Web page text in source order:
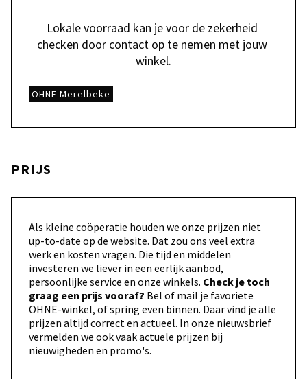
Lokale voorraad kan je voor de zekerheid
checken door contact op te nemen met jouw
winkel.
OHNE Merelbeke
PRIJS
Als kleine coöperatie houden we onze prijzen niet
up-to-date op de website. Dat zou ons veel extra
werk en kosten vragen. Die tijd en middelen
investeren we liever in een eerlijk aanbod,
persoonlijke service en onze winkels. Check je toch
graag een prijs vooraf? Bel of mail je favoriete
OHNE-winkel, of spring even binnen. Daar vind je alle
prijzen altijd correct en actueel. In onze nieuwsbrief
vermelden we ook vaak actuele prijzen bij
nieuwigheden en promo's.